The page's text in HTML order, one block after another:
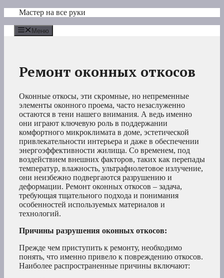
Перейти
содержимому
Мастер на все руки
Меню
Ремонт оконных откосов
Оконные откосы, эти скромные, но непременные
элементы оконного проема, часто незаслуженно
остаются в тени нашего внимания. А ведь именно
они играют ключевую роль в поддержании
комфортного микроклимата в доме, эстетической
привлекательности интерьера и даже в обеспечении
энергоэффективности жилища. Со временем, под
воздействием внешних факторов, таких как перепады
температур, влажность, ультрафиолетовое излучение,
они неизбежно подвергаются разрушению и
деформации. Ремонт оконных откосов – задача,
требующая тщательного подхода и понимания
особенностей используемых материалов и
технологий.
Причины разрушения оконных откосов:
Прежде чем приступить к ремонту, необходимо
понять, что именно привело к повреждению откосов.
Наиболее распространенные причины включают: